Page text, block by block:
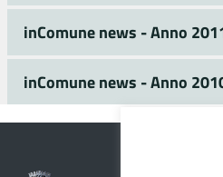
inComune news - Anno
inComune news - Anno